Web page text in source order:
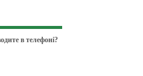
в телефоні?